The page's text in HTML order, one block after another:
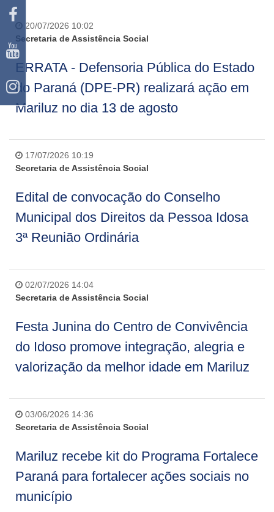
20/07/2026 10:02
Secretaria de Assistência Social
ERRATA - Defensoria Pública do Estado
do Paraná (DPE-PR) realizará ação em
Mariluz no dia 13 de agosto
17/07/2026 10:19
Secretaria de Assistência Social
Edital de convocação do Conselho
Municipal dos Direitos da Pessoa Idosa
3ª Reunião Ordinária
02/07/2026 14:04
Secretaria de Assistência Social
Festa Junina do Centro de Convivência
do Idoso promove integração, alegria e
valorização da melhor idade em Mariluz
03/06/2026 14:36
Secretaria de Assistência Social
Mariluz recebe kit do Programa Fortalece
Paraná para fortalecer ações sociais no
município